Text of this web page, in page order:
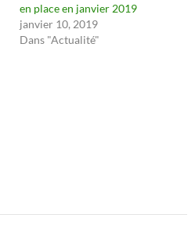
en place en janvier 2019
janvier 10, 2019
Dans "Actualité"